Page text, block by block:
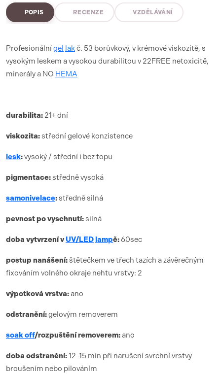
POPIS RECENZE VZDĚLÁVÁNÍ
Profesionálnígel lakč. 53 borůvkový, v krémové viskozitě, s
vysokým leskem a vysokou durabilitou v 22FREE netoxicitě,
minerály a NO HEMA
durabilita: 21+ dní
viskozita:střední gelové konzistence
lesk:vysoký / střední i bez topu
pigmentace:středně vysoká
samonivelace:středně silná
pevnost po vyschnutí:silná
doba vytvrzenív UV/LED lampě:60sec
postup nanášení:štětečkem ve třech tazích a závěrečným
fixováním volného okraje nehtu vrstvy: 2
výpotková vrstva: ano
odstranění:gelovým removerem
soak off/rozpuštění removerem: ano
doba odstranění:12-15 min při narušení svrchní vrstvy
broušením nebo pilováním